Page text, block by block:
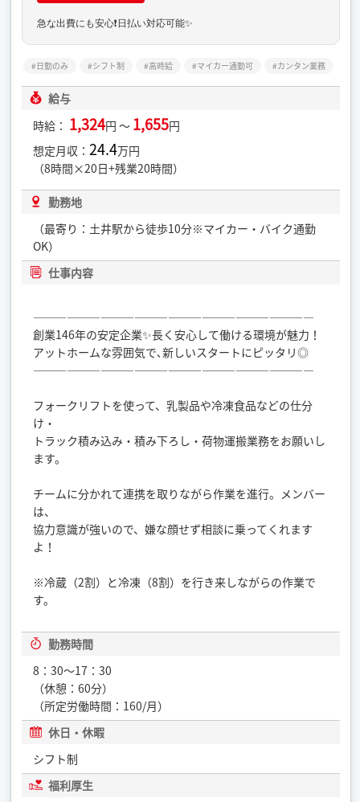
急な出費にも安心❗️日払い対応可能✨
日勤のみ シフト制 高時給 マイカー通勤可 カンタン業務
給与
時給： 1,324円 ～ 1,655円
想定月収：24.4万円
（8時間×20日+残業20時間）
勤務地
（最寄り：土井駅から徒歩10分※マイカー・バイク通勤
OK）
仕事内容
―――――――――――――――――――――――――
創業146年の安定企業✨長く安心して働ける環境が魅力！
アットホームな雰囲気で､新しいスタートにピッタリ◎
―――――――――――――――――――――――――
フォークリフトを使って、乳製品や冷凍食品などの仕分
け・
トラック積み込み・積み下ろし・荷物運搬業務をお願いし
ます。
チームに分かれて連携を取りながら作業を進行。メンバー
は、
協力意識が強いので、嫌な顔せず相談に乗ってくれます
よ！
※冷蔵（2割）と冷凍（8割）を行き来しながらの作業で
す。
勤務時間
8：30〜17：30
（休憩：60分）
（所定労働時間：160/月）
休日・休暇
シフト制
福利厚生